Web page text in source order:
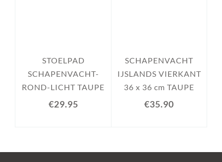
STOELPAD
SCHAPENVACHT-
ROND-LICHT TAUPE
€29.95
SCHAPENVACHT
IJSLANDS VIERKANT
36 x 36 cm TAUPE
€35.90